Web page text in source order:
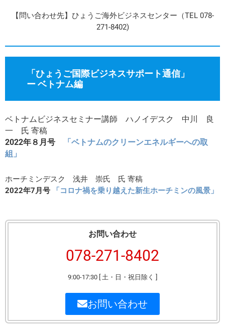
【問い合わせ先】ひょうご海外ビジネスセンター（TEL 078-
271-8402)
「ひょうご国際ビジネスサポート通信」
ー ベトナム編
ベトナムビジネスセミナー講師 ハノイデスク 中川 良
一 氏 寄稿
2022年８月号
「 ベトナムのクリーンエネルギーへの取
組 」
ホーチミンデスク 浅井 崇氏 氏 寄稿
2022年7月号
「コロナ禍を乗り越えた新生ホーチミンの風景 」
お問い合わせ
078-271-8402
9:00-17:30 [ 土・日・祝日除く ]
お問い合わせ